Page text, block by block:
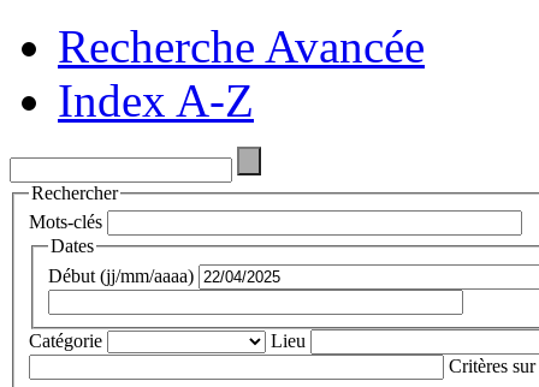
Recherche Avancée
Index A-Z
Rechercher
Mots-clés
Dates
Début (jj/mm/aaaa)
Catégorie
Lieu
Critères sur